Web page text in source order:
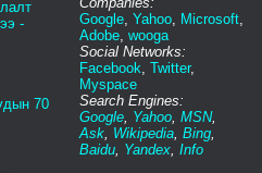
-
70
Google, Yahoo, Microsoft,
Adobe, wooga
Social Networks:
Facebook, Twitter,
Myspace
Search Engines:
Google, Yahoo, MSN,
Ask, Wikipedia, Bing,
Baidu, Yandex, Info